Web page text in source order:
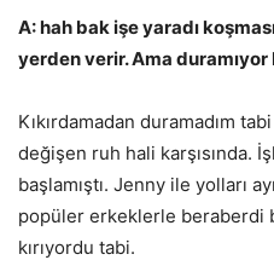
A: hah bak işe yaradı
yerden verir. Ama
Kıkırdamadan duramadım
değişen ruh hali karşısında.
başlamıştı. Jenny ile yolları
popüler erkeklerle beraberdi
kırıyordu tabi.